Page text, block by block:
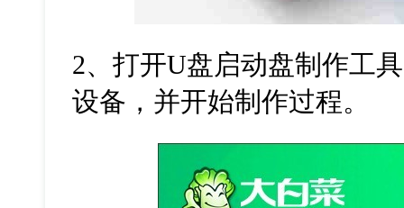
2、打开U盘启动盘制作工
设备，并开始制作过程。